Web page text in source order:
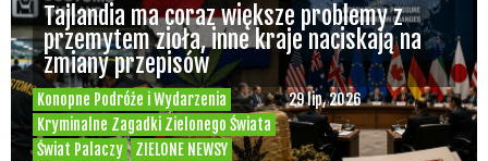
Konopne Podróże i Wydarzenia
Kryminalne Zagadki Zielonego Świata
Świat Palaczy
ZIELONE NEWSY
29 lip, 2026
Tajlandia ma coraz większe problemy z
przemytem zioła, inne kraje naciskają na
zmiany przepisów